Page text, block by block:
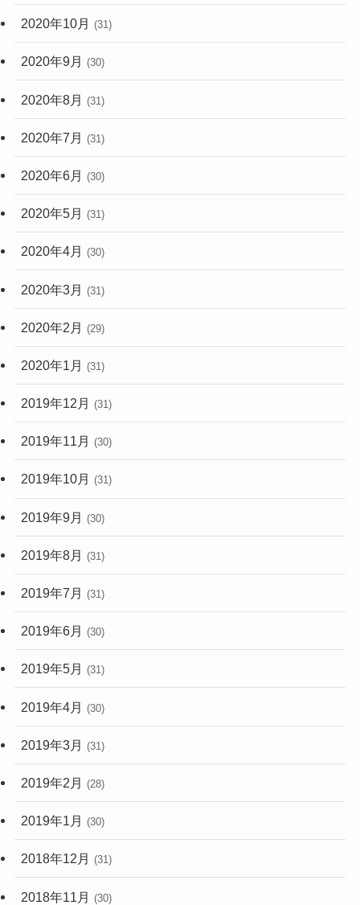
2020年10月 (31)
2020年9月 (30)
2020年8月 (31)
2020年7月 (31)
2020年6月 (30)
2020年5月 (31)
2020年4月 (30)
2020年3月 (31)
2020年2月 (29)
2020年1月 (31)
2019年12月 (31)
2019年11月 (30)
2019年10月 (31)
2019年9月 (30)
2019年8月 (31)
2019年7月 (31)
2019年6月 (30)
2019年5月 (31)
2019年4月 (30)
2019年3月 (31)
2019年2月 (28)
2019年1月 (30)
2018年12月 (31)
2018年11月 (30)